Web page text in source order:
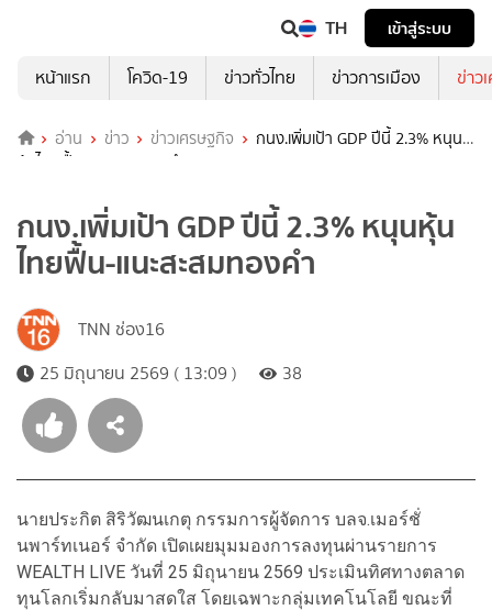
TH
เข้าสู่ระบบ
หน้าแรก
โควิด-19 ข่าวทั่วไทย ข่าวการเมือง ข่าว
อ่าน ข่าว ข่าวเศรษฐกิจ
กนง.เพิ่มเป้า GDP ปีนี้ 2.3% หนุน
หุ้นไทยฟื้น-แนะสะสมทองคำ
กนง.เพิ่มเป้า GDP ปีนี้ 2.3% หนุนหุ้น
ไทยฟื้น-แนะสะสมทองคำ
TNN ช่อง16
25 มิถุนายน 2569 ( 13:09 )
38
นายประกิต สิริวัฒนเกตุ กรรมการผู้จัดการ บลจ.เมอร์ชั่
นพาร์ทเนอร์ จำกัด เปิดเผยมุมมองการลงทุนผ่านรายการ
WEALTH LIVE วันที่ 25 มิถุนายน 2569 ประเมินทิศทางตลาด
ทุนโลกเริ่มกลับมาสดใส โดยเฉพาะกลุ่มเทคโนโลยี ขณะที่